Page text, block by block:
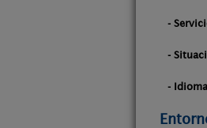
-
-
-